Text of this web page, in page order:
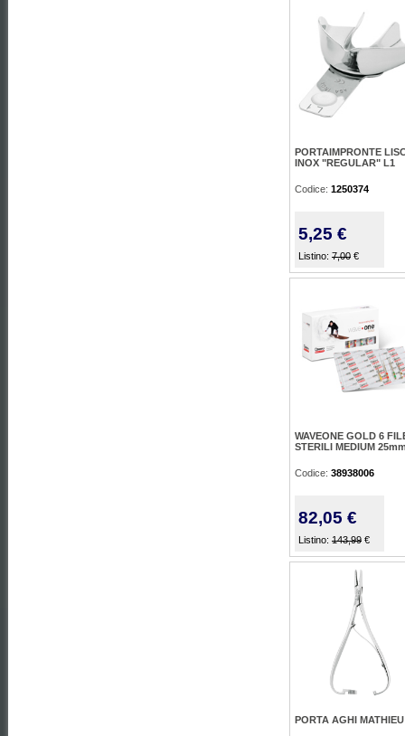
PORTAIMPRONTE
INOX "REGULAR" L1
Codice: 1250374
5,25 €
Listino: 7,00 €
WAVEONE GOLD 6
STERILI MEDIUM
Codice: 38938006
82,05 €
Listino: 143,99 €
PORTA AGHI